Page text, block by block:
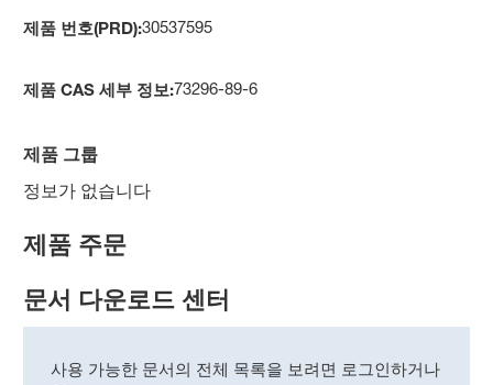
제품 번호(PRD):30537595
제품 CAS 세부 정보:73296-89-6
제품 그룹
정보가 없습니다
제품 주문
문서 다운로드 센터
사용 가능한 문서의 전체 목록을 보려면 로그인하거나